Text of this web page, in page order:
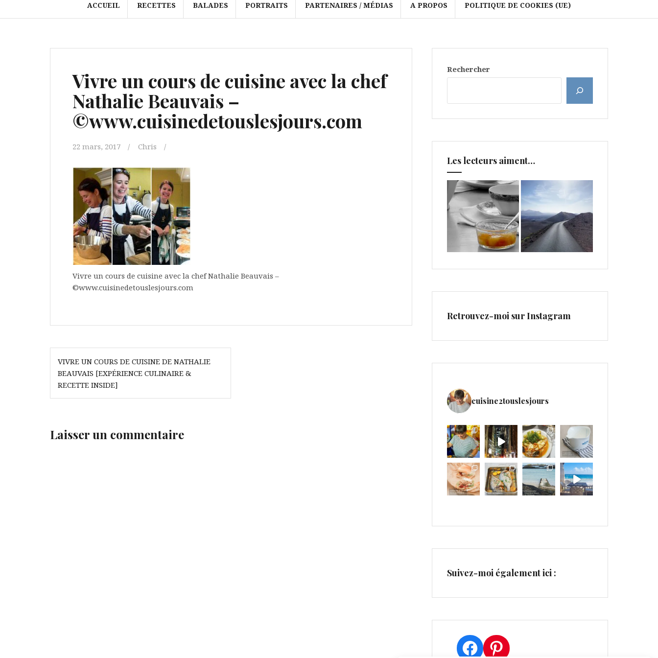
ACCUEIL RECETTES BALADES PORTRAITS PARTENAIRES / MÉDIAS A PROPOS POLITIQUE DE COOKIES (UE)
Vivre un cours de cuisine avec la chef
Nathalie Beauvais –
©www.cuisinedetouslesjours.com
22 mars, 2017 Chris
Vivre un cours de cuisine avec la chef Nathalie Beauvais –
©www.cuisinedetouslesjours.com
Navigation
de
l’article
VIVRE UN COURS DE CUISINE DE NATHALIE
BEAUVAIS [EXPÉRIENCE CULINAIRE &
RECETTE INSIDE]
Laisser un commentaire
Rechercher
Les lecteurs aiment…
Retrouvez-moi sur Instagram
cuisine2touslesjours
Suivez-moi également ici :
Facebook
Pinterest